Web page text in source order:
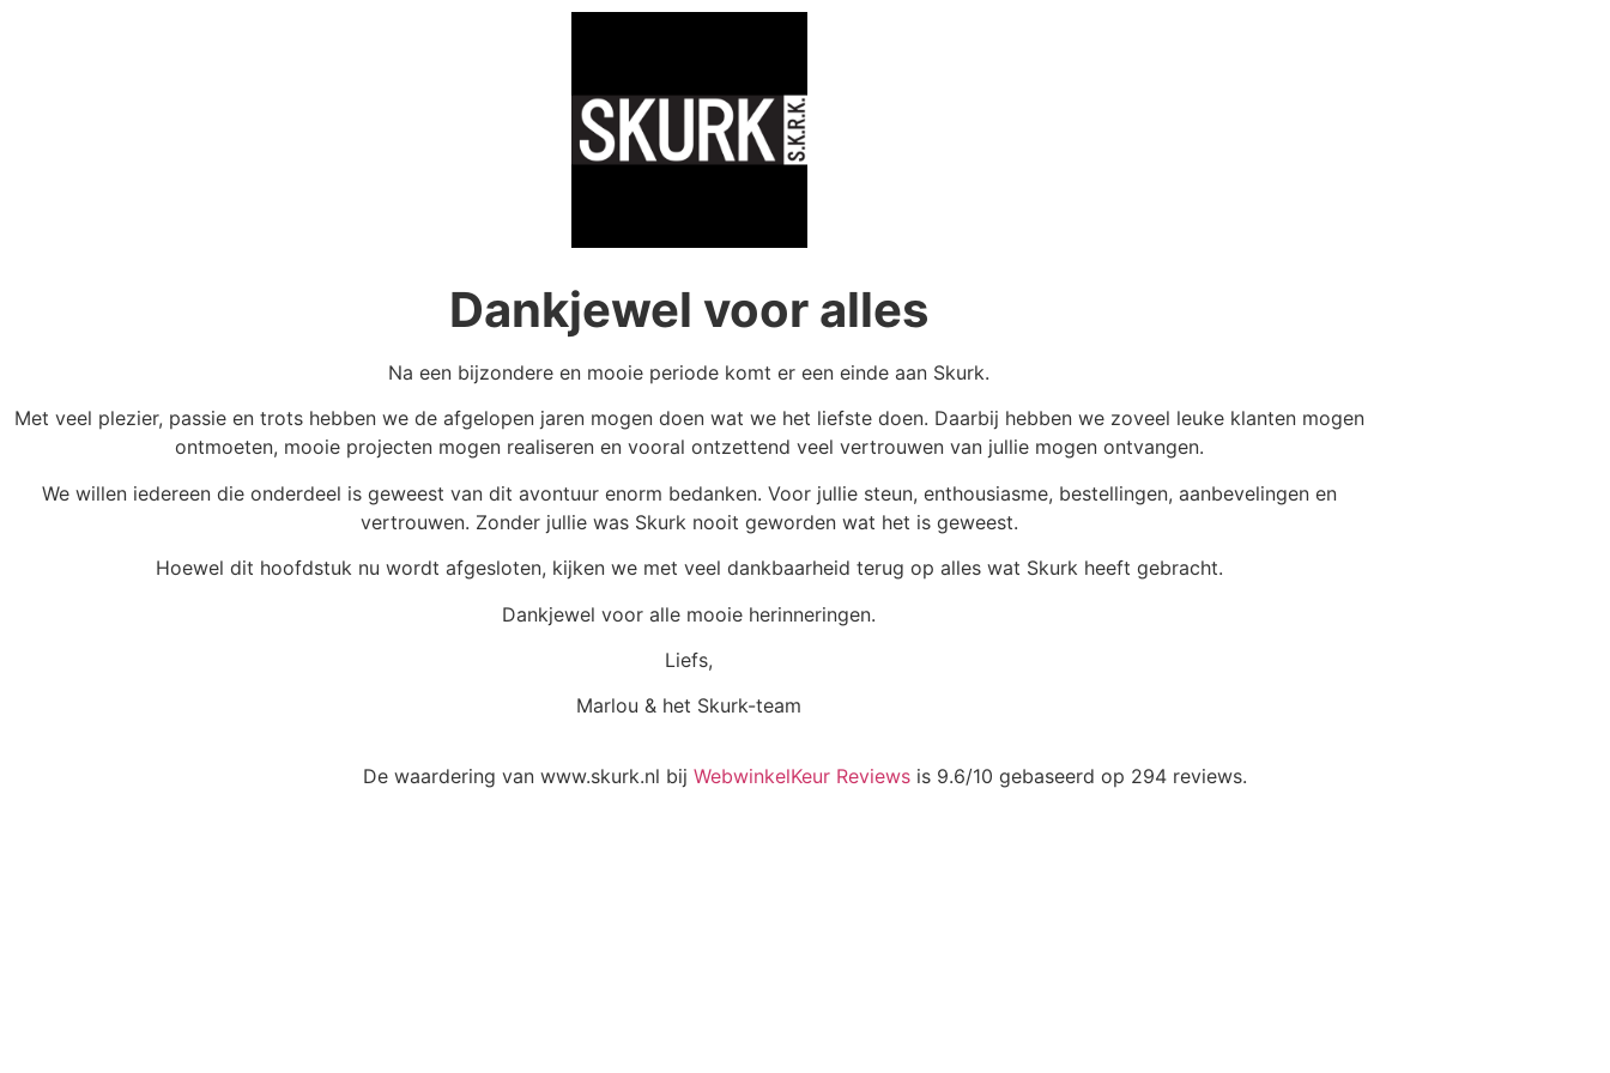
Dankjewel voor alles
Na een bijzondere en mooie periode komt er een einde aan Skurk.
Met veel plezier, passie en trots hebben we de afgelopen jaren mogen doen wat we het liefste doen. Daarbij hebben we zoveel leuke klanten mogen
ontmoeten, mooie projecten mogen realiseren en vooral ontzettend veel vertrouwen van jullie mogen ontvangen.
We willen iedereen die onderdeel is geweest van dit avontuur enorm bedanken. Voor jullie steun, enthousiasme, bestellingen, aanbevelingen en
vertrouwen. Zonder jullie was Skurk nooit geworden wat het is geweest.
Hoewel dit hoofdstuk nu wordt afgesloten, kijken we met veel dankbaarheid terug op alles wat Skurk heeft gebracht.
Dankjewel voor alle mooie herinneringen.
Liefs,
Marlou & het Skurk-team
De waardering van www.skurk.nl bij WebwinkelKeur Reviews is 9.6/10 gebaseerd op 294 reviews.